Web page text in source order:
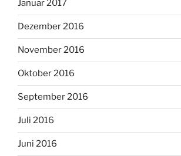
Januar 2017
Dezember 2016
November 2016
Oktober 2016
September 2016
Juli 2016
Juni 2016